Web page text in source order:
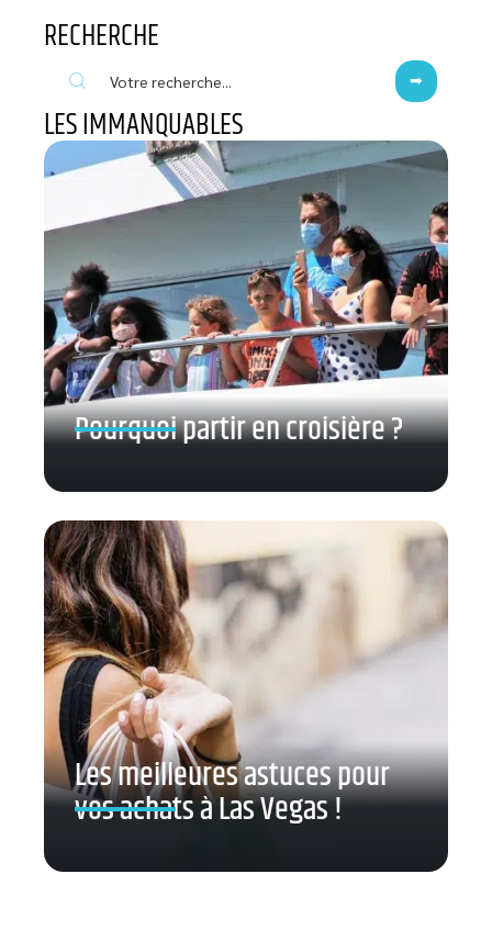
RECHERCHE
LES IMMANQUABLES
Pourquoi partir en croisière ?
Les meilleures astuces pour
vos achats à Las Vegas !